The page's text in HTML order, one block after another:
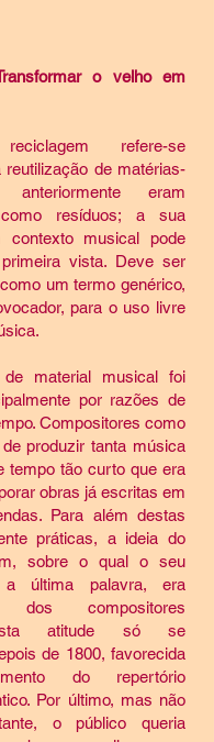
o velho em
refere-se
reutilização de matérias-
eram
resíduos; a sua
contexto musical pode
vista. Deve ser
um termo genérico,
para o uso livre
material musical foi
por razões de
Compositores como
produzir tanta música
tempo tão curto que era
obras já escritas em
Para além destas
práticas, a ideia do
sobre o qual o seu
a última palavra, era
dos compositores
atitude só se
de 1800, favorecida
do repertório
Por último, mas não
o público queria